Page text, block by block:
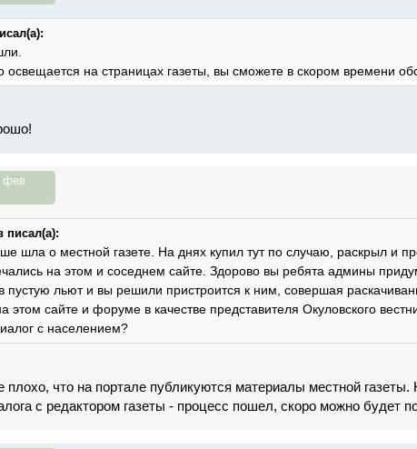
освещается на страницах газеты, вы сможете в скором времени
фев
шла о местной газете. На днях купил тут по случаю, раскрыл и
на этом и соседнем сайте. Здорово вы ребята админы
в пустую льют и вы решили пристроится к ним, совершая
этом сайте и форуме в качестве представителя Окуловского
с населением?
что на портале публикуются материалы местной газеты.
с редактором газеты - процесс пошел, скоро можно будет